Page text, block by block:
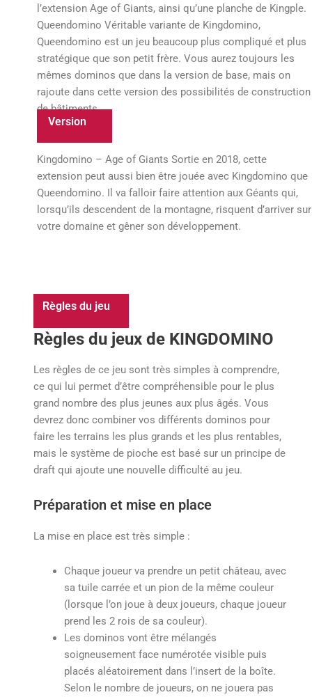
l’extension Age of Giants, ainsi qu’une planche de Kingple.
Queendomino Véritable variante de Kingdomino,
Queendomino est un jeu beaucoup plus compliqué et plus
stratégique que son petit frère. Vous aurez toujours les
mêmes dominos que dans la version de base, mais on
rajoute dans cette version des possibilités de construction
de bâtiments.
Version
Kingdomino – Age of Giants Sortie en 2018, cette
extension peut aussi bien être jouée avec Kingdomino que
Queendomino. Il va falloir faire attention aux Géants qui,
lorsqu’ils descendent de la montagne, risquent d’arriver sur
votre domaine et gêner son développement.
Règles du jeu
Règles du jeux de KINGDOMINO
Les règles de ce jeu sont très simples à comprendre,
ce qui lui permet d’être compréhensible pour le plus
grand nombre des plus jeunes aux plus âgés. Vous
devrez donc combiner vos différents dominos pour
faire les terrains les plus grands et les plus rentables,
mais le système de pioche est basé sur un principe de
draft qui ajoute une nouvelle difficulté au jeu.
Préparation et mise en place
La mise en place est très simple :
Chaque joueur va prendre un petit château, avec
sa tuile carrée et un pion de la même couleur
(lorsque l’on joue à deux joueurs, chaque joueur
prend les 2 rois de sa couleur).
Les dominos vont être mélangés
soigneusement face numérotée visible puis
placés aléatoirement dans l’insert de la boîte.
Selon le nombre de joueurs, on ne jouera pas